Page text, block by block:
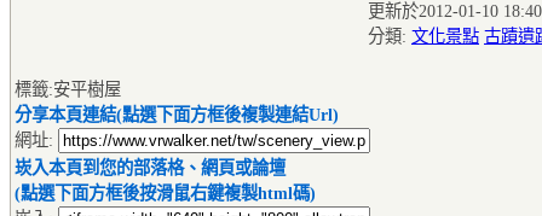
更新於2012-01-10
分類: 文化景點 古蹟遺
標籤:安平樹屋
分享本頁連結(點選下面方框後複製連結Url)
網址:
崁入本頁到您的部落格、網頁或論壇
(點選下面方框後按滑鼠右鍵複製html碼)